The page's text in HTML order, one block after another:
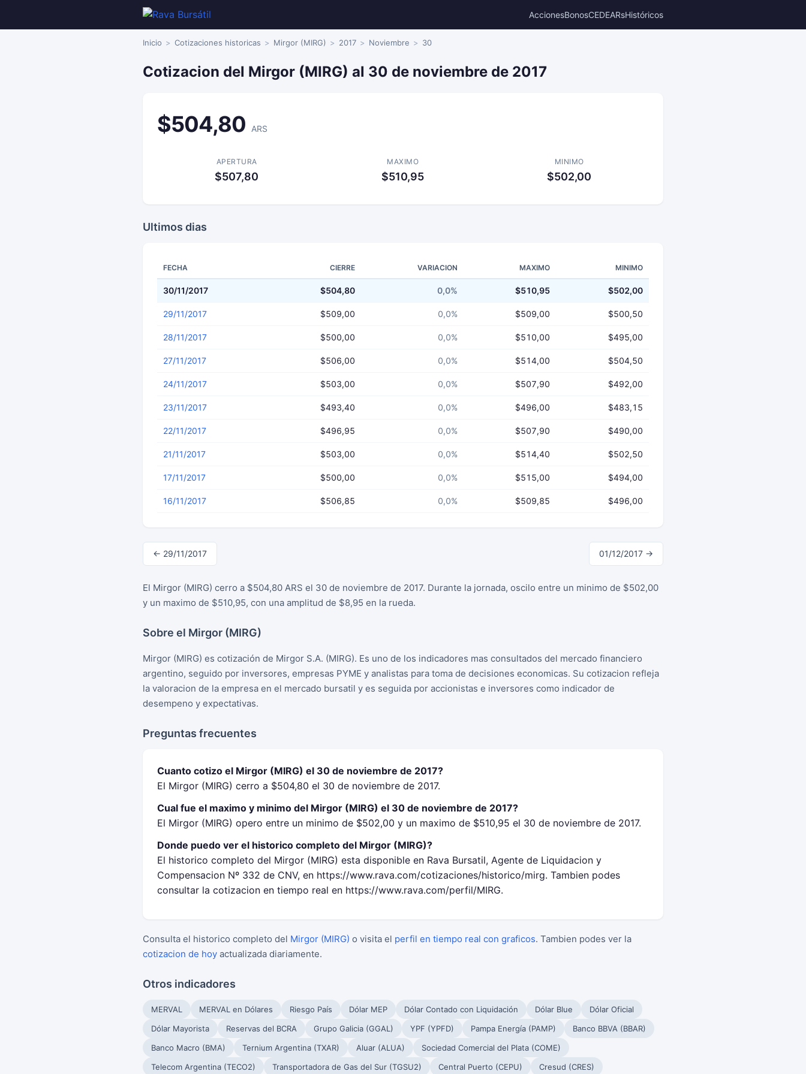
AccionesBonosCEDEARsHistóricos
Inicio Cotizaciones historicas Mirgor (MIRG) 2017 Noviembre 30
Cotizacion del Mirgor (MIRG) al 30 de noviembre de 2017
$504,80 ARS
APERTURA
$507,80
MAXIMO
$510,95
MINIMO
$502,00
Ultimos dias
FECHA CIERRE VARIACION MAXIMO MINIMO
30/11/2017 $504,80 0,0% $510,95 $502,00
29/11/2017 $509,00 0,0% $509,00 $500,50
28/11/2017 $500,00 0,0% $510,00 $495,00
27/11/2017 $506,00 0,0% $514,00 $504,50
24/11/2017 $503,00 0,0% $507,90 $492,00
23/11/2017 $493,40 0,0% $496,00 $483,15
22/11/2017 $496,95 0,0% $507,90 $490,00
21/11/2017 $503,00 0,0% $514,40 $502,50
17/11/2017 $500,00 0,0% $515,00 $494,00
16/11/2017 $506,85 0,0% $509,85 $496,00
← 29/11/2017 01/12/2017 →
El Mirgor (MIRG) cerro a $504,80 ARS el 30 de noviembre de 2017. Durante la jornada, oscilo entre un minimo de $502,00
y un maximo de $510,95, con una amplitud de $8,95 en la rueda.
Sobre el Mirgor (MIRG)
Mirgor (MIRG) es cotización de Mirgor S.A. (MIRG). Es uno de los indicadores mas consultados del mercado financiero
argentino, seguido por inversores, empresas PYME y analistas para toma de decisiones economicas. Su cotizacion refleja
la valoracion de la empresa en el mercado bursatil y es seguida por accionistas e inversores como indicador de
desempeno y expectativas.
Preguntas frecuentes
Cuanto cotizo el Mirgor (MIRG) el 30 de noviembre de 2017?
El Mirgor (MIRG) cerro a $504,80 el 30 de noviembre de 2017.
Cual fue el maximo y minimo del Mirgor (MIRG) el 30 de noviembre de 2017?
El Mirgor (MIRG) opero entre un minimo de $502,00 y un maximo de $510,95 el 30 de noviembre de 2017.
Donde puedo ver el historico completo del Mirgor (MIRG)?
El historico completo del Mirgor (MIRG) esta disponible en Rava Bursatil, Agente de Liquidacion y
Compensacion Nº 332 de CNV, en https://www.rava.com/cotizaciones/historico/mirg. Tambien podes
consultar la cotizacion en tiempo real en https://www.rava.com/perfil/MIRG.
Consulta el historico completo del Mirgor (MIRG) o visita el perfil en tiempo real con graficos. Tambien podes ver la
cotizacion de hoy actualizada diariamente.
Otros indicadores
MERVAL MERVAL en Dólares Riesgo País Dólar MEP Dólar Contado con Liquidación Dólar Blue
Dólar Oficial
Dólar Mayorista
Reservas del BCRA Grupo Galicia (GGAL) YPF (YPFD) Pampa Energía (PAMP)
Banco BBVA (BBAR)
Banco Macro (BMA)
Ternium Argentina (TXAR) Aluar (ALUA)
Sociedad Comercial del Plata (COME)
Telecom Argentina (TECO2)
Transportadora de Gas del Sur (TGSU2) Central Puerto (CEPU) Cresud (CRES)